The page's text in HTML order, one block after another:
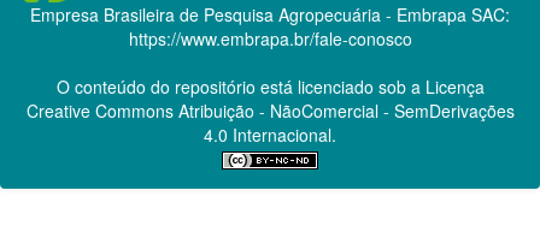
Empresa Brasileira de Pesquisa Agropecuária - Embrapa SAC:
https://www.embrapa.br/fale-conosco
O conteúdo do repositório está licenciado sob a Licença
Creative CommonsAtribuição - NãoComercial - SemDerivações
4.0 Internacional.